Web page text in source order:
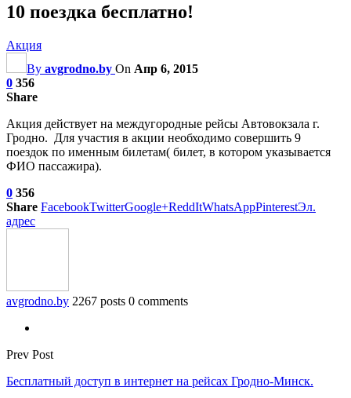
10 поездка бесплатно!
Акция
By avgrodno.by On Апр 6, 2015
0 356
Share
Акция действует на междугородные рейсы Автовокзала г.
Гродно. Для участия в акции необходимо совершить 9
поездок по именным билетам( билет, в котором указывается
ФИО пассажира).
0 356
Share FacebookTwitterGoogle+ReddItWhatsAppPinterestЭл.
адрес
avgrodno.by 2267 posts 0 comments
Prev Post
Бесплатный доступ в интернет на рейсах Гродно-Минск.